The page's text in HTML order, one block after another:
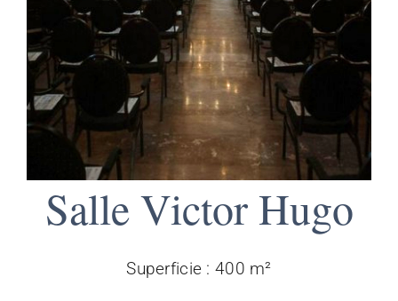
Salle Victor Hugo
Superficie : 400 m²